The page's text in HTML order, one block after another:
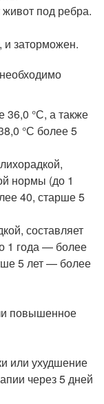
под ребра.
и заторможен.
°С, а также
°С более 5
нормы (до 1
40, старше 5
составляет
1 года — более
5 лет — более
повышенное
или ухудшение
через 5 дней